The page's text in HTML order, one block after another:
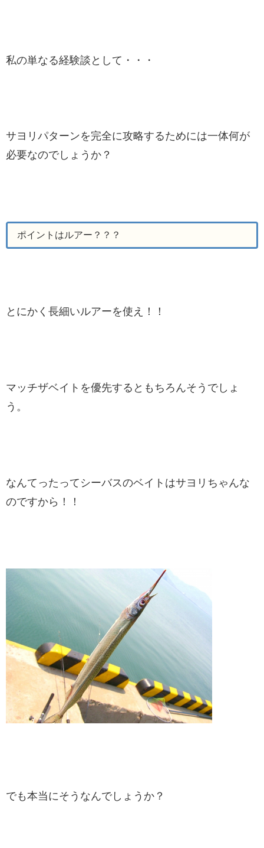
私の単なる経験談として・・・
サヨリパターンを完全に攻略するためには一体何が
必要なのでしょうか？
ポイントはルアー？？？
とにかく長細いルアーを使え！！
マッチザベイトを優先するともちろんそうでしょ
う。
なんてったってシーバスのベイトはサヨリちゃんな
のですから！！
でも本当にそうなんでしょうか？